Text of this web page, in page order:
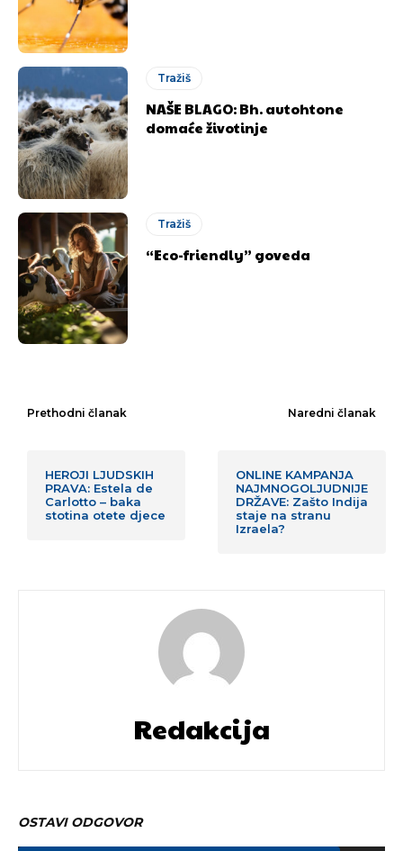
Tražiš
NAŠE BLAGO: Bh. autohtone
domaće životinje
Tražiš
“Eco-friendly” goveda
Prethodni članak
HEROJI LJUDSKIH
PRAVA: Estela de
Carlotto – baka
stotina otete djece
Naredni članak
ONLINE KAMPANJA
NAJMNOGOLJUDNIJE
DRŽAVE: Zašto Indija
staje na stranu
Izraela?
Redakcija
OSTAVI ODGOVOR